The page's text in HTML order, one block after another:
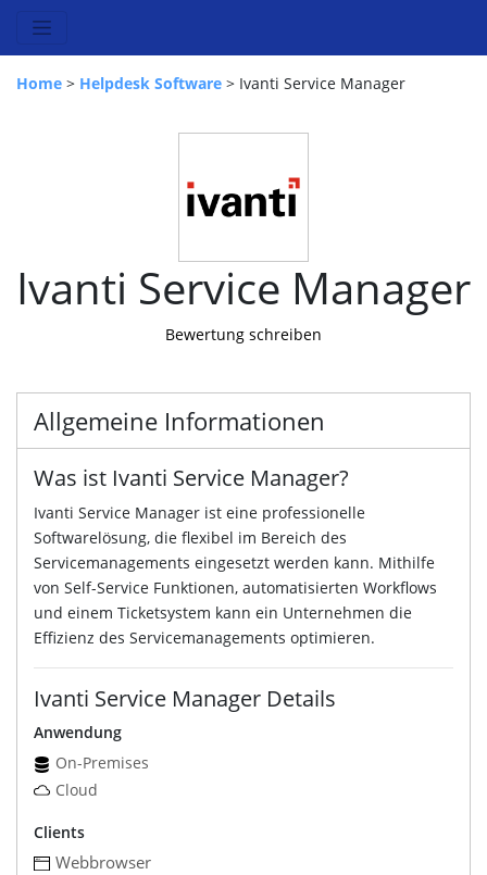
Home > Helpdesk Software > Ivanti Service Manager
Ivanti Service Manager
Bewertung schreiben
Allgemeine Informationen
Was ist Ivanti Service Manager?
Ivanti Service Manager ist eine professionelle
Softwarelösung, die flexibel im Bereich des
Servicemanagements eingesetzt werden kann. Mithilfe
von Self-Service Funktionen, automatisierten Workflows
und einem Ticketsystem kann ein Unternehmen die
Effizienz des Servicemanagements optimieren.
Ivanti Service Manager Details
Anwendung
On-Premises
Cloud
Clients
Webbrowser